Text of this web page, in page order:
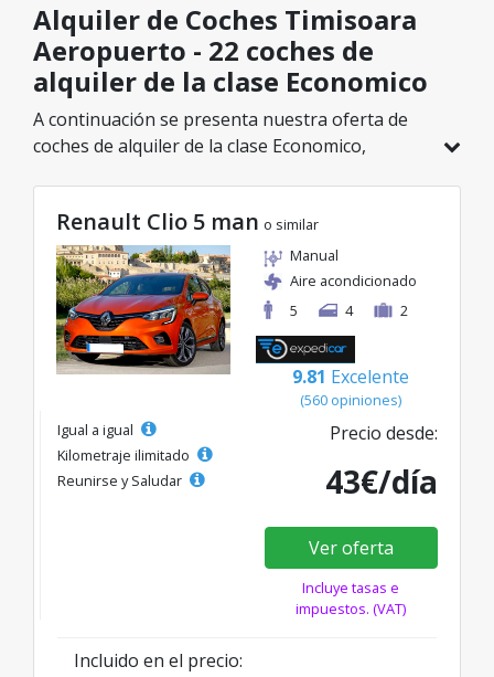
Alquiler de Coches Timisoara
Aeropuerto - 22 coches de
alquiler de la clase Economico
A continuación se presenta nuestra oferta de
coches de alquiler de la clase Economico,
el modelo ideal de la categoría seleccionada, con
tarifas excelentes desde solo 8€/día.
Renault Clio 5 man o similar
Manual
Aire acondicionado
5
4 2
9.81 Excelente
(560 opiniones)
Igual a igual
Kilometraje ilimitado
Reunirse y Saludar
Precio desde:
43€/día
Ver oferta
Incluye tasas e
impuestos. (VAT)
Incluido en el precio: